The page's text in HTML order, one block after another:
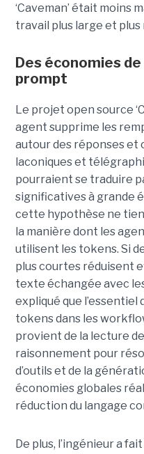
‘Caveman’ était moins
travail plus large et
Des économies
prompt
Le projet open source
agent supprime les
autour des réponses et
laconiques et
pourraient se traduire
significatives à grande
cette hypothèse ne
la manière dont les
utilisent les tokens. Si
plus courtes réduisent
texte échangée avec
expliqué que l’essentiel
tokens dans les
provient de la lecture
raisonnement pour
d’outils et de la
économies globales
réduction du langage
De plus, l’ingénieur a